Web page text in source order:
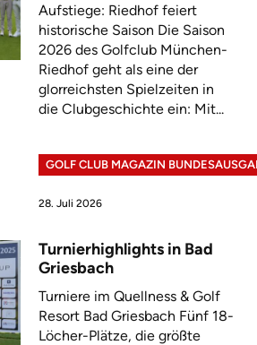
Aufstiege: Riedhof feiert
historische Saison Die Saison
2026 des Golfclub München-
Riedhof geht als eine der
glorreichsten Spielzeiten in
die Clubgeschichte ein: Mit...
GOLF CLUB MAGAZIN
28. Juli 2026
Turnierhighlights in Bad
Griesbach
Turniere im Quellness & Golf
Resort Bad Griesbach Fünf 18-
Löcher-Plätze, die größte